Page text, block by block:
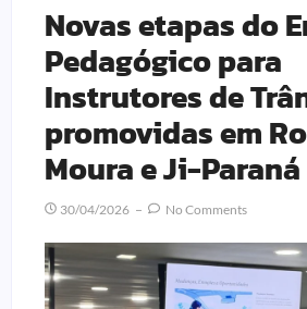
Novas etapas do
Pedagógico para
Instrutores de
promovidas em
Moura e Ji-Paraná
30/04/2026 No Comments